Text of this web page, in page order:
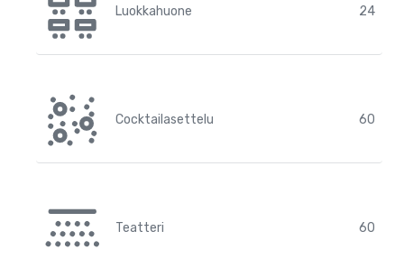
Luokkahuone 24
Cocktailasettelu 60
Teatteri 60